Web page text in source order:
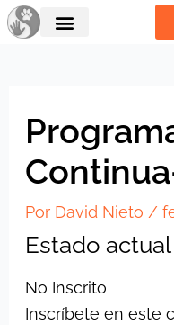
al
Por David Nieto /
Estado actual
No Inscrito
Inscríbete en este
Lecciones
COMUNIDAD